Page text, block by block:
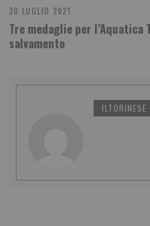
30 LUGLIO 2021
Tre medaglie per
salvamento
ILTORINESE